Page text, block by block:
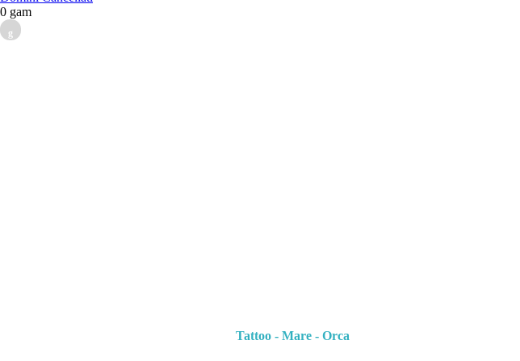
0 gam
g
Tattoo - Mare - Orca